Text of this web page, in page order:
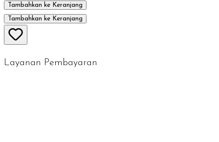
Tambahkan ke Keranjang
Tambahkan ke Keranjang
Layanan Pembayaran